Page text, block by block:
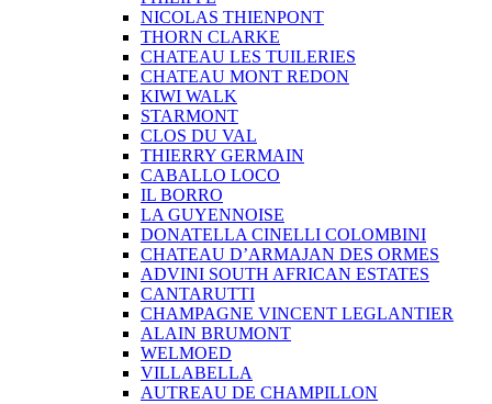
NICOLAS THIENPONT
THORN CLARKE
CHATEAU LES TUILERIES
CHATEAU MONT REDON
KIWI WALK
STARMONT
CLOS DU VAL
THIERRY GERMAIN
CABALLO LOCO
IL BORRO
LA GUYENNOISE
DONATELLA CINELLI COLOMBINI
CHATEAU D’ARMAJAN DES ORMES
ADVINI SOUTH AFRICAN ESTATES
CANTARUTTI
CHAMPAGNE VINCENT LEGLANTIER
ALAIN BRUMONT
WELMOED
VILLABELLA
AUTREAU DE CHAMPILLON